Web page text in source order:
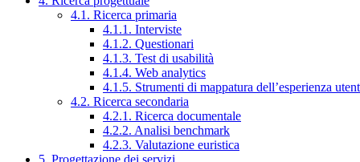
4.1. Ricerca primaria
4.1.1. Interviste
4.1.2. Questionari
4.1.3. Test di usabilità
4.1.4. Web analytics
4.1.5. Strumenti di mappatura dell’esperienza
4.2. Ricerca secondaria
4.2.1. Ricerca documentale
4.2.2. Analisi benchmark
4.2.3. Valutazione euristica
5. Progettazione dei servizi